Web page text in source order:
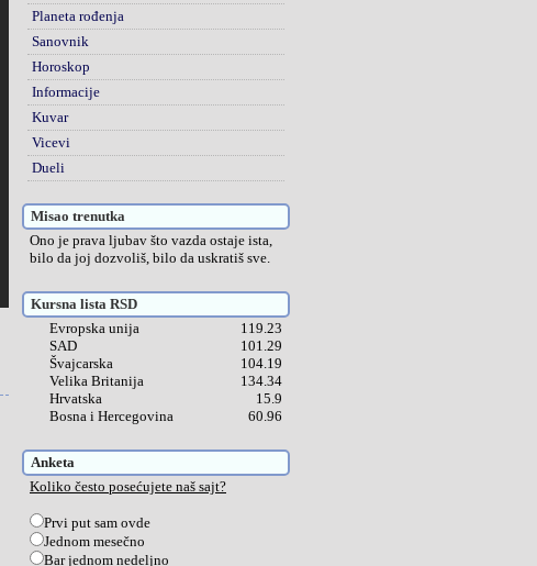
Planeta rođenja
Sanovnik
Horoskop
Informacije
Kuvar
Vicevi
Dueli
Misao trenutka
Ono je prava ljubav što vazda ostaje ista,
bilo da joj dozvoliš, bilo da uskratiš sve.
Kursna lista RSD
Evropska unija
119.23
SAD
101.29
Švajcarska
104.19
Velika Britanija
134.34
Hrvatska
15.9
Bosna i Hercegovina
60.96
Anketa
Koliko često posećujete naš sajt?
Prvi put sam ovde
Jednom mesečno
Bar jednom nedeljno